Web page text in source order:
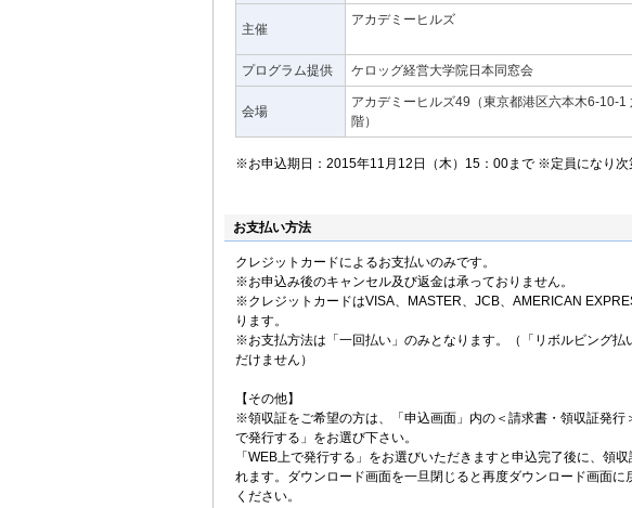
主催
アカデミーヒルズ
プログラム提供 ケロッグ経営大学院日本同窓会
会場
アカデミーヒルズ49（東京都港区六本木6-10-1
階）
※お申込期日：2015年11月12日（木）15：00まで ※定員になり次
お支払い方法
クレジットカードによるお支払いのみです。
※お申込み後のキャンセル及び返金は承っておりません。
※クレジットカードはVISA、MASTER、JCB、AMERICAN
ります。
※お支払方法は「一回払い」のみとなります。（「リボルビング払
だけません）
【その他】
※領収証をご希望の方は、「申込画面」内の＜請求書・領収証発行
で発行する」をお選び下さい。
「WEB上で発行する」をお選びいただきますと申込完了後に、領
れます。ダウンロード画面を一旦閉じると再度ダウンロード画面
ください。